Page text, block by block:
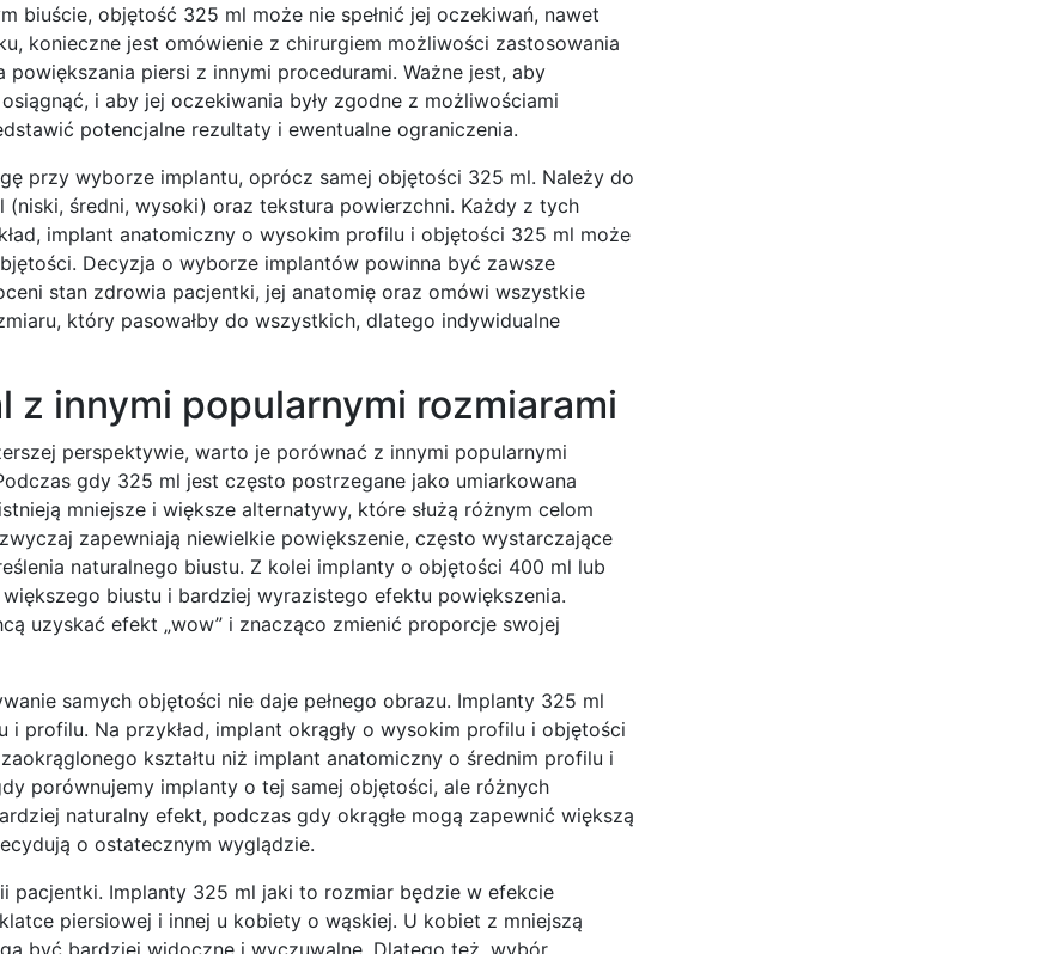
biuście, objętość 325 ml może nie spełnić jej oczekiwań, nawet
konieczne jest omówienie z chirurgiem możliwości zastosowania
piersi z innymi procedurami. Ważne jest, aby
i aby jej oczekiwania były zgodne z możliwościami
potencjalne rezultaty i ewentualne ograniczenia.
przy wyborze implantu, oprócz samej objętości 325 ml. Należy do
średni, wysoki) oraz tekstura powierzchni. Każdy z tych
implant anatomiczny o wysokim profilu i objętości 325 ml może
Decyzja o wyborze implantów powinna być zawsze
stan zdrowia pacjentki, jej anatomię oraz omówi wszystkie
który pasowałby do wszystkich, dlatego indywidualne
z innymi popularnymi rozmiarami
perspektywie, warto je porównać z innymi popularnymi
gdy 325 ml jest często postrzegane jako umiarkowana
mniejsze i większe alternatywy, które służą różnym celom
zapewniają niewielkie powiększenie, często wystarczające
naturalnego biustu. Z kolei implanty o objętości 400 ml lub
biustu i bardziej wyrazistego efektu powiększenia.
uzyskać efekt „wow” i znacząco zmienić proporcje swojej
samych objętości nie daje pełnego obrazu. Implanty 325 ml
profilu. Na przykład, implant okrągły o wysokim profilu i objętości
kształtu niż implant anatomiczny o średnim profilu i
porównujemy implanty o tej samej objętości, ale różnych
naturalny efekt, podczas gdy okrągłe mogą zapewnić większą
o ostatecznym wyglądzie.
pacjentki. Implanty 325 ml jaki to rozmiar będzie w efekcie
piersiowej i innej u kobiety o wąskiej. U kobiet z mniejszą
być bardziej widoczne i wyczuwalne. Dlatego też, wybór